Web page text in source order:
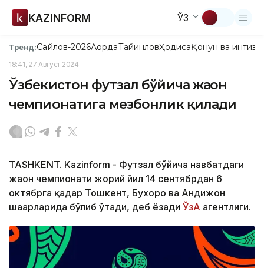
KAZINFORM ЎЗ
Тренд:Сайлов-2026АқордаТайинловҲодисаҚонун ва
18:41, 27 Август 2024
Ўзбекистон футзал бўйича жаҳон
чемпионатига мезбонлик қилади
TASHKENT. Kazinform - Футзал бўйича навбатдаги
жаҳон чемпионати жорий йил 14 сентябрдан 6
октябрга қадар Тошкент, Бухоро ва Андижон
шаҳарларида бўлиб ўтади, деб ёзади ЎзА агентлиги.